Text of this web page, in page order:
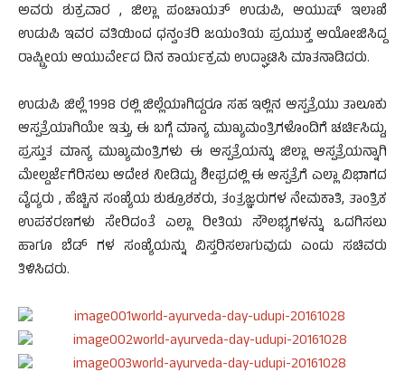
ಅವರು ಶುಕ್ರವಾರ , ಜಿಲ್ಲಾ ಪಂಚಾಯತ್ ಉಡುಪಿ, ಆಯುಷ್ ಇಲಾಖೆ
ಉಡುಪಿ ಇವರ ವತಿಯಿಂದ ಧನ್ವಂತರಿ ಜಯಂತಿಯ ಪ್ರಯುಕ್ತ ಆಯೋಜಿಸಿದ್ದ
ರಾಷ್ಟ್ರೀಯ ಆಯುರ್ವೇದ ದಿನ ಕಾರ್ಯಕ್ರಮ ಉದ್ಘಾಟಿಸಿ ಮಾತನಾಡಿದರು.
ಉಡುಪಿ ಜಿಲ್ಲೆ 1998 ರಲ್ಲಿ ಜಿಲ್ಲೆಯಾಗಿದ್ದರೂ ಸಹ ಇಲ್ಲಿನ ಆಸ್ಪತ್ರೆಯು ತಾಲೂಕು
ಆಸ್ಪತ್ರೆಯಾಗಿಯೇ ಇತ್ತು, ಈ ಬಗ್ಗೆ ಮಾನ್ಯ ಮುಖ್ಯಮಂತ್ರಿಗಳೊಂದಿಗೆ ಚರ್ಚಿಸಿದ್ದು,
ಪ್ರಸ್ತುತ ಮಾನ್ಯ ಮುಖ್ಯಮಂತ್ರಿಗಳು ಈ ಆಸ್ಪತ್ರೆಯನ್ನು ಜಿಲ್ಲಾ ಆಸ್ಪತ್ರೆಯನ್ನಾಗಿ
ಮೇಲ್ದರ್ಜೆಗೆರಿಸಲು ಆದೇಶ ನೀಡಿದ್ದು, ಶೀಘ್ರದಲ್ಲಿ ಈ ಆಸ್ಪತ್ರೆಗೆ ಎಲ್ಲಾ ವಿಭಾಗದ
ವೈದ್ಯರು , ಹೆಚ್ಚಿನ ಸಂಖ್ಯೆಯ ಶುಶ್ರೂಶಕರು, ತಂತ್ರಜ್ಞರುಗಳ ನೇಮಕಾತಿ, ತಾಂತ್ರಿಕ
ಉಪಕರಣಗಳು ಸೇರಿದಂತೆ ಎಲ್ಲಾ ರೀತಿಯ ಸೌಲಭ್ಯಗಳನ್ನು ಒದಗಿಸಲು
ಹಾಗೂ ಬೆಡ್ ಗಳ ಸಂಖ್ಯೆಯನ್ನು ವಿಸ್ತರಿಸಲಾಗುವುದು ಎಂದು ಸಚಿವರು
ತಿಳಿಸಿದರು.